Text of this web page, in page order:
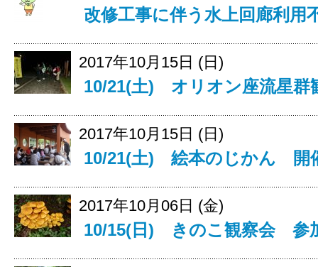
改修工事に伴う水上回廊利用
2017年10月15日 (日)
10/21(土) オリオン座流星
2017年10月15日 (日)
10/21(土) 絵本のじかん 開
2017年10月06日 (金)
10/15(日) きのこ観察会 参